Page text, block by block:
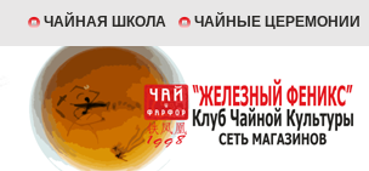
ЧАЙНАЯ ШКОЛА ЧАЙНЫЕ ЦЕРЕМОНИИ